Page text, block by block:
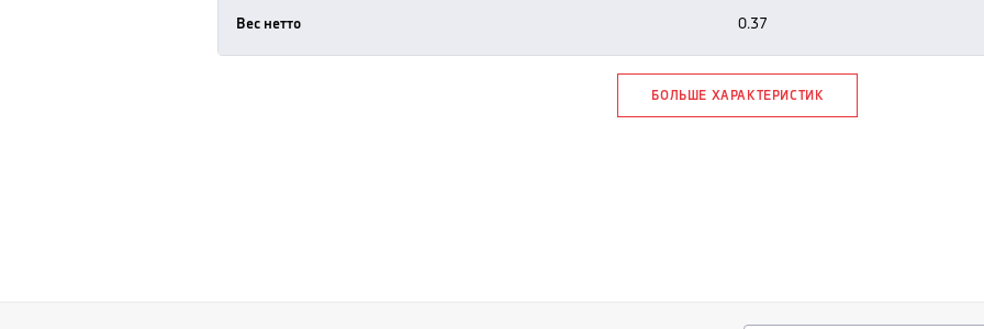
Вес нетто 0.37
БОЛЬШЕ ХАРАКТЕРИСТИК